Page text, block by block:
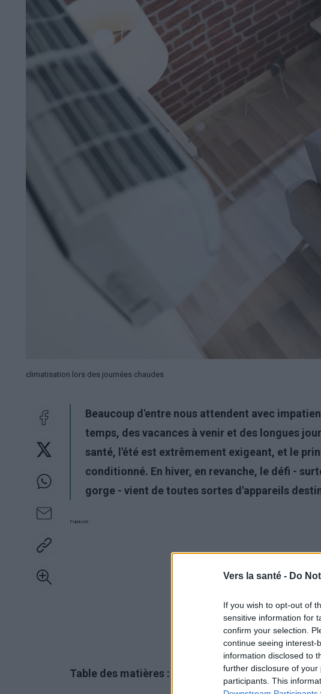
Vers la santé - Do
If you wish to opt-out of
sensitive information for
confirm your selection.
continue seeing interest-
information disclosed to
further disclosure of your
participants. This
climatisation lors des journées chaudes
Beaucoup d'entre nous attendent avec
temps, des vacances à venir et des longues
santé, l'été est extrêmement exigeant, et le
conditionné. En hiver, en revanche, le défi -
gorge - vient de toutes sortes d'appareils
Publicité:
Table des matières :